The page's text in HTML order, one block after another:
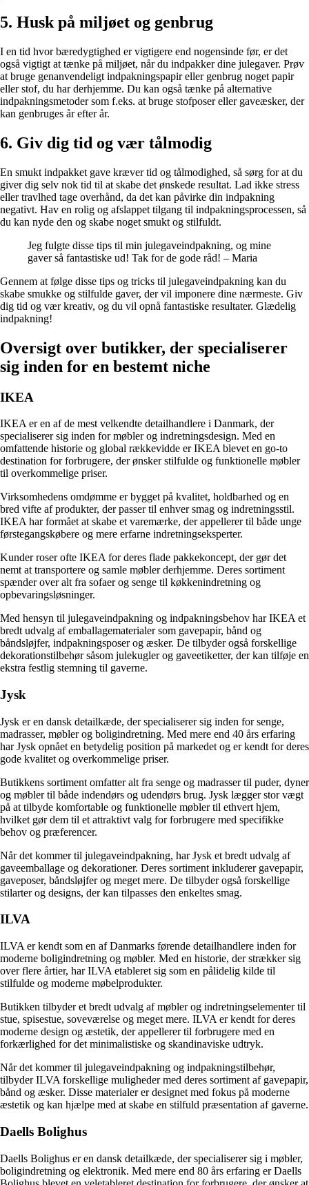
5. Husk på miljøet og genbrug
I en tid hvor bæredygtighed er vigtigere end nogensinde før, er det
også vigtigt at tænke på miljøet, når du indpakker dine julegaver. Prøv
at bruge genanvendeligt indpakningspapir eller genbrug noget papir
eller stof, du har derhjemme. Du kan også tænke på alternative
indpakningsmetoder som f.eks. at bruge stofposer eller gaveæsker, der
kan genbruges år efter år.
6. Giv dig tid og vær tålmodig
En smukt indpakket gave kræver tid og tålmodighed, så sørg for at du
giver dig selv nok tid til at skabe det ønskede resultat. Lad ikke stress
eller travlhed tage overhånd, da det kan påvirke din indpakning
negativt. Hav en rolig og afslappet tilgang til indpakningsprocessen, så
du kan nyde den og skabe noget smukt og stilfuldt.
Jeg fulgte disse tips til min julegaveindpakning, og mine
gaver så fantastiske ud! Tak for de gode råd! – Maria
Gennem at følge disse tips og tricks til julegaveindpakning kan du
skabe smukke og stilfulde gaver, der vil imponere dine nærmeste. Giv
dig tid og vær kreativ, og du vil opnå fantastiske resultater. Glædelig
indpakning!
Oversigt over butikker, der specialiserer
sig inden for en bestemt niche
IKEA
IKEA er en af de mest velkendte detailhandlere i Danmark, der
specialiserer sig inden for møbler og indretningsdesign. Med en
omfattende historie og global rækkevidde er IKEA blevet en go-to
destination for forbrugere, der ønsker stilfulde og funktionelle møbler
til overkommelige priser.
Virksomhedens omdømme er bygget på kvalitet, holdbarhed og en
bred vifte af produkter, der passer til enhver smag og indretningsstil.
IKEA har formået at skabe et varemærke, der appellerer til både unge
førstegangskøbere og mere erfarne indretningseksperter.
Kunder roser ofte IKEA for deres flade pakkekoncept, der gør det
nemt at transportere og samle møbler derhjemme. Deres sortiment
spænder over alt fra sofaer og senge til køkkenindretning og
opbevaringsløsninger.
Med hensyn til julegaveindpakning og indpakningsbehov har IKEA et
bredt udvalg af emballagematerialer som gavepapir, bånd og
båndsløjfer, indpakningsposer og æsker. De tilbyder også forskellige
dekorationstilbehør såsom julekugler og gaveetiketter, der kan tilføje en
ekstra festlig stemning til gaverne.
Jysk
Jysk er en dansk detailkæde, der specialiserer sig inden for senge,
madrasser, møbler og boligindretning. Med mere end 40 års erfaring
har Jysk opnået en betydelig position på markedet og er kendt for deres
gode kvalitet og overkommelige priser.
Butikkens sortiment omfatter alt fra senge og madrasser til puder, dyner
og møbler til både indendørs og udendørs brug. Jysk lægger stor vægt
på at tilbyde komfortable og funktionelle møbler til ethvert hjem,
hvilket gør dem til et attraktivt valg for forbrugere med specifikke
behov og præferencer.
Når det kommer til julegaveindpakning, har Jysk et bredt udvalg af
gaveemballage og dekorationer. Deres sortiment inkluderer gavepapir,
gaveposer, båndsløjfer og meget mere. De tilbyder også forskellige
stilarter og designs, der kan tilpasses den enkeltes smag.
ILVA
ILVA er kendt som en af Danmarks førende detailhandlere inden for
moderne boligindretning og møbler. Med en historie, der strækker sig
over flere årtier, har ILVA etableret sig som en pålidelig kilde til
stilfulde og moderne møbelprodukter.
Butikken tilbyder et bredt udvalg af møbler og indretningselementer til
stue, spisestue, soveværelse og meget mere. ILVA er kendt for deres
moderne design og æstetik, der appellerer til forbrugere med en
forkærlighed for det minimalistiske og skandinaviske udtryk.
Når det kommer til julegaveindpakning og indpakningstilbehør,
tilbyder ILVA forskellige muligheder med deres sortiment af gavepapir,
bånd og æsker. Disse materialer er designet med fokus på moderne
æstetik og kan hjælpe med at skabe en stilfuld præsentation af gaverne.
Daells Bolighus
Daells Bolighus er en dansk detailkæde, der specialiserer sig i møbler,
boligindretning og elektronik. Med mere end 80 års erfaring er Daells